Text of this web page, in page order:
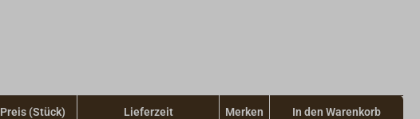
Preis (Stück) Lieferzeit Merken In den Warenkorb